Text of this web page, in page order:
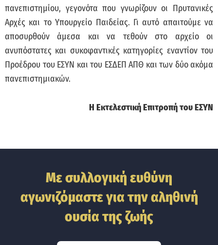
πανεπιστημίου, γεγονότα που γνωρίζουν οι Πρυτανικές
Αρχές και το Υπουργείο Παιδείας. Γι αυτό απαιτούμε να
αποσυρθούν άμεσα και να τεθούν στο αρχείο οι
ανυπόστατες και συκοφαντικές κατηγορίες εναντίον του
Προέδρου του ΕΣΥΝ και του ΕΣΔΕΠ ΑΠΘ και των δύο ακόμα
πανεπιστημιακών.
Η Εκτελεστική Επιτροπή του ΕΣΥΝ
Με συλλογική ευθύνη
αγωνιζόμαστε για την αληθινή
ουσία της ζωής